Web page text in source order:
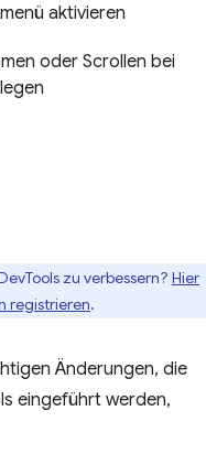
aktivieren
oder Scrollen bei
zu verbessern? Hier
registrieren.
Änderungen, die
eingeführt werden,